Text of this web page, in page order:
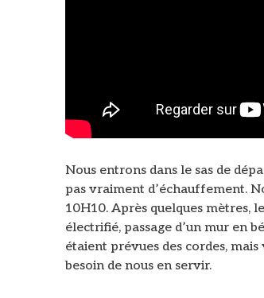
Nous entrons dans le sas de
pas vraiment d’échauffement.
10H10. Après quelques mètres,
électrifié, passage d’un mur en
étaient prévues des cordes,
besoin de nous en servir.